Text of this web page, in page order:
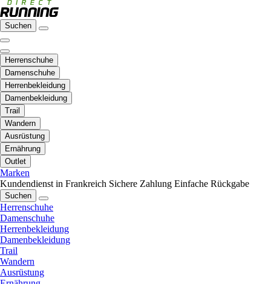
Suchen
Herrenschuhe
Damenschuhe
Herrenbekleidung
Damenbekleidung
Trail
Wandern
Ausrüstung
Ernährung
Outlet
Marken
Kundendienst in Frankreich Sichere Zahlung Einfache Rückgabe
Suchen
Herrenschuhe
Damenschuhe
Herrenbekleidung
Damenbekleidung
Trail
Wandern
Ausrüstung